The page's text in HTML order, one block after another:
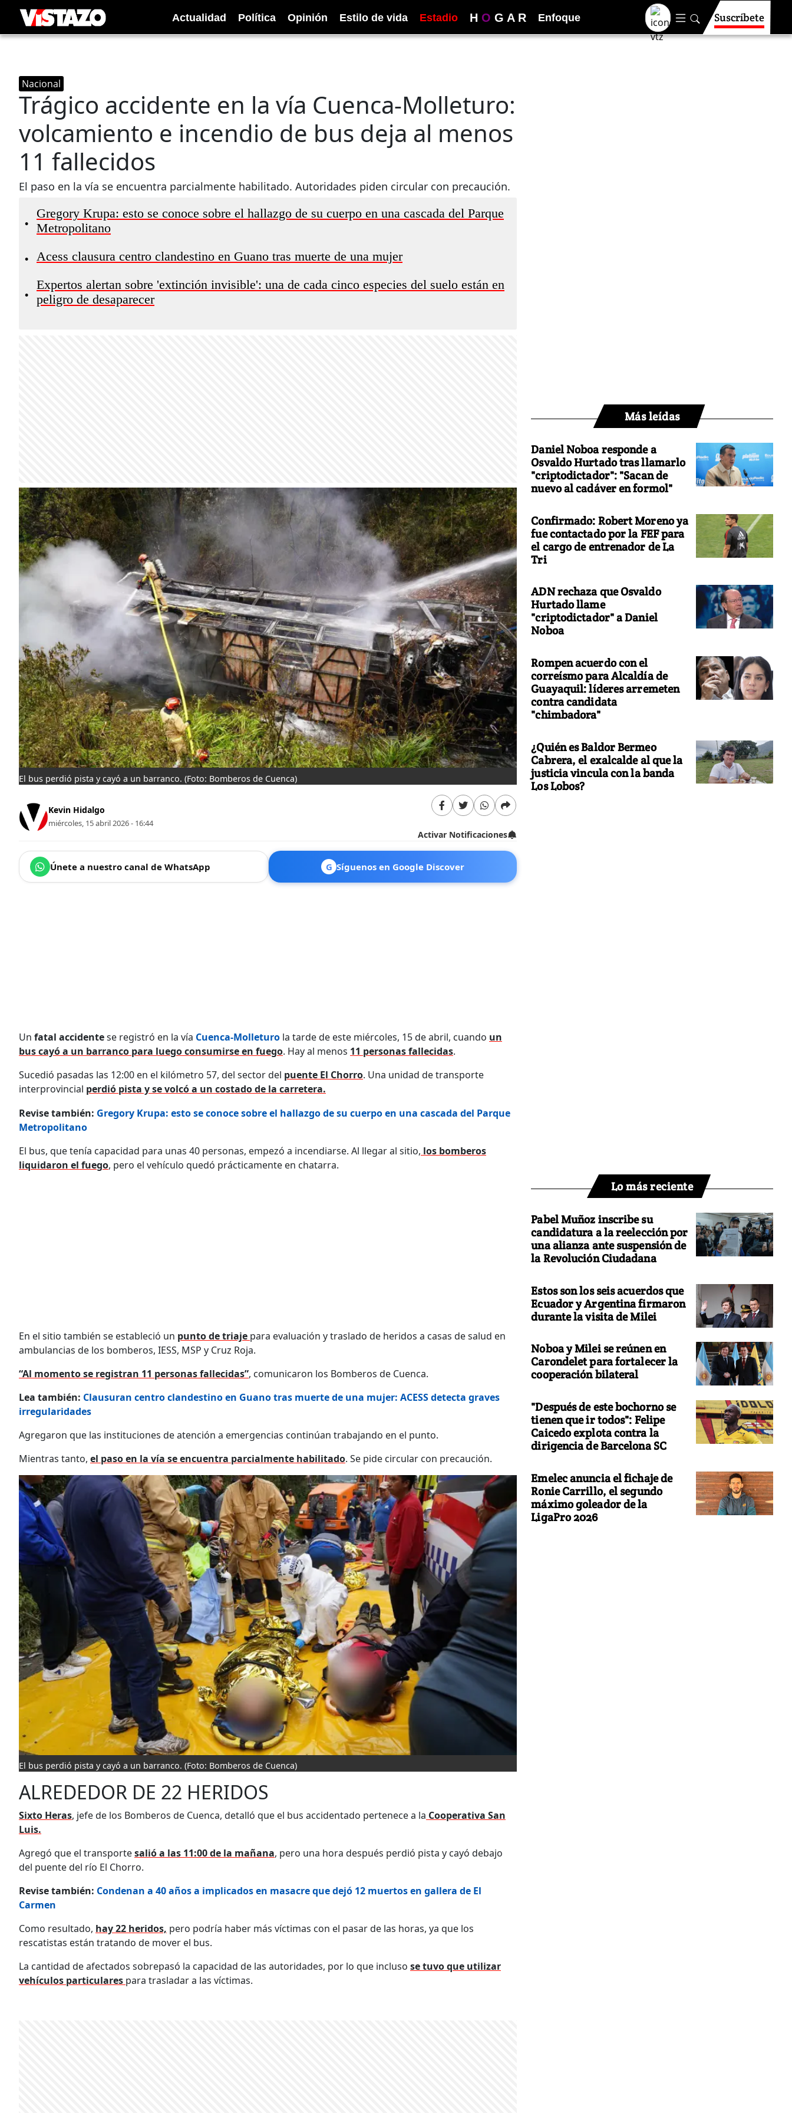
Actualidad Política Opinión Estilo de vida Estadio H O G A R Enfoque Suscríbete
Nacional
Trágico accidente en la vía Cuenca-Molleturo:
volcamiento e incendio de bus deja al menos
11 fallecidos
El paso en la vía se encuentra parcialmente habilitado. Autoridades piden circular con precaución.
•
Gregory Krupa: esto se conoce sobre el hallazgo de su cuerpo en una cascada del Parque
Metropolitano
• Acess clausura centro clandestino en Guano tras muerte de una mujer
•
Expertos alertan sobre 'extinción invisible': una de cada cinco especies del suelo están en
peligro de desaparecer
El bus perdió pista y cayó a un barranco. (Foto: Bomberos de Cuenca)
Kevin Hidalgo
miércoles, 15 abril 2026 - 16:44
Activar Notificaciones
Únete a nuestro canal de WhatsApp G Síguenos en Google Discover
Un fatal accidentese registró en la vía Cuenca-Molleturo la tarde de este miércoles, 15 de abril, cuando un
bus cayó a un barranco para luego consumirse en fuego. Hay al menos 11 personas fallecidas.
Sucedió pasadas las 12:00 en el kilómetro 57, del sector del puente El Chorro. Una unidad de transporte
interprovincial perdió pista y se volcó a un costado de la carretera.
Revise también: Gregory Krupa: esto se conoce sobre el hallazgo de su cuerpo en una cascada del Parque
Metropolitano
El bus, que tenía capacidad para unas 40 personas, empezó a incendiarse. Al llegar al sitio, los bomberos
liquidaron el fuego, pero el vehículo quedó prácticamente en chatarra.
En el sitio también se estableció un punto de triaje para evaluación y traslado de heridos a casas de salud en
ambulancias de los bomberos, IESS, MSP y Cruz Roja.
“Al momento se registran 11 personas fallecidas”, comunicaron los Bomberos de Cuenca.
Lea también: Clausuran centro clandestino en Guano tras muerte de una mujer: ACESS detecta graves
irregularidades
Agregaron que las instituciones de atención a emergencias continúan trabajando en el punto.
Mientras tanto, el paso en la vía se encuentra parcialmente habilitado. Se pide circular con precaución.
El bus perdió pista y cayó a un barranco. (Foto: Bomberos de Cuenca)
ALREDEDOR DE 22 HERIDOS
Sixto Heras, jefe de los Bomberos de Cuenca, detalló que el bus accidentado pertenece a la Cooperativa San
Luis.
Agregó que el transportesalió a las 11:00 de la mañana, pero una hora después perdió pista y cayó debajo
del puente del río El Chorro.
Revise también: Condenan a 40 años a implicados en masacre que dejó 12 muertos en gallera de El
Carmen
Como resultado, hay 22 heridos, pero podría haber más víctimas con el pasar de las horas, ya que los
rescatistas están tratando de mover el bus.
La cantidad de afectados sobrepasó la capacidad de las autoridades, por lo que incluso se tuvo que utilizar
vehículos particulares para trasladar a las víctimas.
Más leídas
Daniel Noboa responde a
Osvaldo Hurtado tras llamarlo
"criptodictador": "Sacan de
nuevo al cadáver en formol"
Confirmado: Robert Moreno ya
fue contactado por la FEF para
el cargo de entrenador de La
Tri
ADN rechaza que Osvaldo
Hurtado llame
"criptodictador" a Daniel
Noboa
Rompen acuerdo con el
correísmo para Alcaldía de
Guayaquil: líderes arremeten
contra candidata
"chimbadora"
¿Quién es Baldor Bermeo
Cabrera, el exalcalde al que la
justicia vincula con la banda
Los Lobos?
Lo más reciente
Pabel Muñoz inscribe su
candidatura a la reelección por
una alianza ante suspensión de
la Revolución Ciudadana
Estos son los seis acuerdos que
Ecuador y Argentina firmaron
durante la visita de Milei
Noboa y Milei se reúnen en
Carondelet para fortalecer la
cooperación bilateral
"Después de este bochorno se
tienen que ir todos": Felipe
Caicedo explota contra la
dirigencia de Barcelona SC
Emelec anuncia el fichaje de
Ronie Carrillo, el segundo
máximo goleador de la
LigaPro 2026